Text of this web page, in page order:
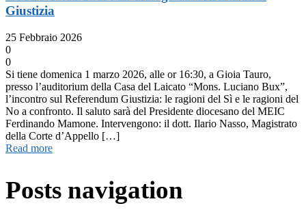
Giustizia
25 Febbraio 2026
0
0
Si tiene domenica 1 marzo 2026, alle or 16:30, a Gioia Tauro,
presso l’auditorium della Casa del Laicato “Mons. Luciano Bux”,
l’incontro sul Referendum Giustizia: le ragioni del Sì e le ragioni del
No a confronto. Il saluto sarà del Presidente diocesano del MEIC
Ferdinando Mamone. Intervengono: il dott. Ilario Nasso, Magistrato
della Corte d’Appello […]
Read more
Posts navigation